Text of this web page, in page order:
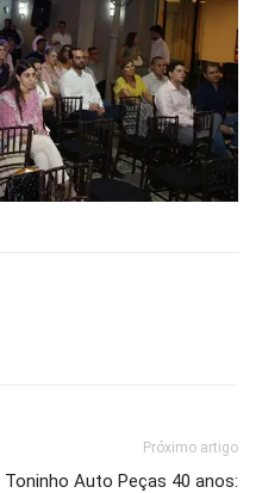
Próximo artigo
Toninho Auto Peças 40 anos: